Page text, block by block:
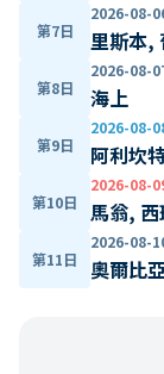
第7日
2026-08-
里斯本,
第8日
2026-08-
海上
第9日
2026-08-
阿利坎
第10日
2026-08-
馬翁,
第11日
2026-08-
奧爾比